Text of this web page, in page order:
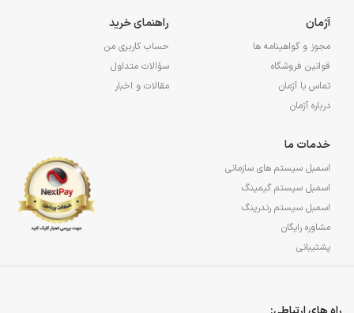
آژمان
مجوز و گواهینامه ها
قوانین فروشگاه
تماس با آژمان
درباره آژمان
راهنمای خرید
حساب کاربری من
سؤالات متداول
مقالات و اخبار
خدمات ما
اسمبل سیستم های سازمانی
اسمبل سیستم گیمینگ
اسمبل سیستم رندرینگ
مشاوره رایگان
پشتیبانی